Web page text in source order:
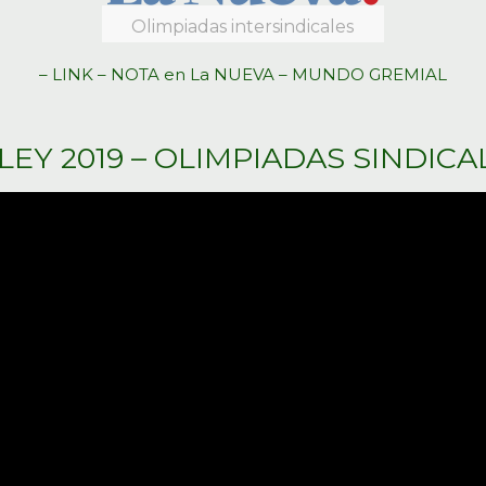
Olimpiadas intersindicales
– LINK – NOTA en La NUEVA – MUNDO GREMIAL
2019 – OLIMPIADAS